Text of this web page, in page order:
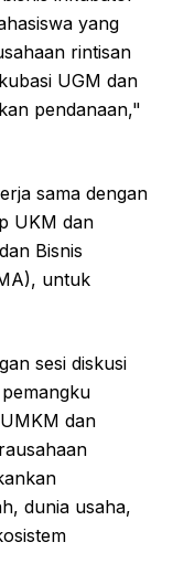
yang
rintisan
UGM dan
pendanaan,"
sama dengan
UKM dan
Bisnis
untuk
sesi diskusi
dan
dunia usaha,